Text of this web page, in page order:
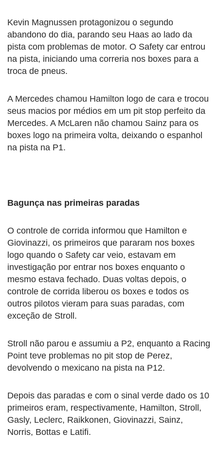
Kevin Magnussen protagonizou o segundo
abandono do dia, parando seu Haas ao lado da
pista com problemas de motor. O Safety car entrou
na pista, iniciando uma correria nos boxes para a
troca de pneus.
A Mercedes chamou Hamilton logo de cara e trocou
seus macios por médios em um pit stop perfeito da
Mercedes. A McLaren não chamou Sainz para os
boxes logo na primeira volta, deixando o espanhol
na pista na P1.
Bagunça nas primeiras paradas
O controle de corrida informou que Hamilton e
Giovinazzi, os primeiros que pararam nos boxes
logo quando o Safety car veio, estavam em
investigação por entrar nos boxes enquanto o
mesmo estava fechado. Duas voltas depois, o
controle de corrida liberou os boxes e todos os
outros pilotos vieram para suas paradas, com
exceção de Stroll.
Stroll não parou e assumiu a P2, enquanto a Racing
Point teve problemas no pit stop de Perez,
devolvendo o mexicano na pista na P12.
Depois das paradas e com o sinal verde dado os 10
primeiros eram, respectivamente, Hamilton, Stroll,
Gasly, Leclerc, Raikkonen, Giovinazzi, Sainz,
Norris, Bottas e Latifi.